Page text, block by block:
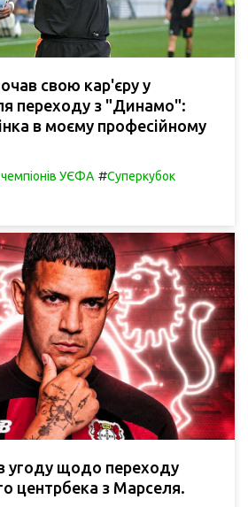
свою кар'єру у
переходу з "Динамо":
в моєму професійному
чемпіонів УЄФА #Суперкубок
угоду щодо переходу
центрбека з Марселя.